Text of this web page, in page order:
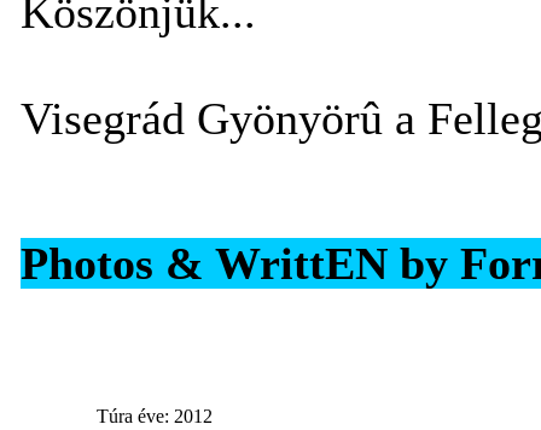
Köszönjük...
Visegrád Gyönyörû a
Photos & WrittEN by
Túra éve: 2012